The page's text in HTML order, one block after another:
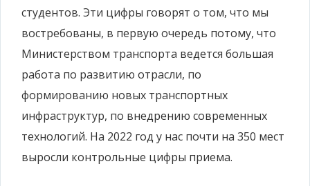
студентов. Эти цифры говорят о том, что мы
востребованы, в первую очередь потому, что
Министерством транспорта ведется большая
работа по развитию отрасли, по
формированию новых транспортных
инфраструктур, по внедрению современных
технологий. На 2022 год у нас почти на 350 мест
выросли контрольные цифры приема.